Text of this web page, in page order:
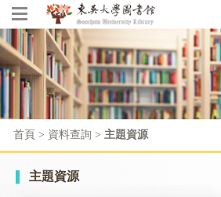
首頁 > 資料查詢 > 主題資源
主題資源